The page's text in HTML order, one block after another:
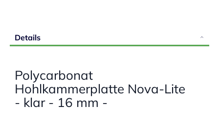
Details
Polycarbonat
Hohlkammerplatte Nova-Lite
- klar - 16 mm -